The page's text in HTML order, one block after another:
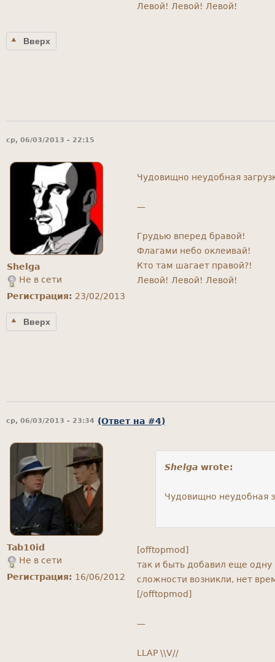
Левой! Левой! Левой!
Вверх
ср, 06/03/2013 - 22:15
Shelga
Не в сети
Регистрация: 23/02/2013
Чудовищно неудобная
—
Грудью вперед бравой!
Флагами небо оклеивай!
Кто там шагает правой?!
Левой! Левой! Левой!
Вверх
ср, 06/03/2013 - 23:34 (Ответ на #4)
Tab10id
Не в сети
Регистрация: 16/06/2012
Shelga wrote:
Чудовищно неудобная
[offtopmod]
так и быть добавил еще
сложности возникли, нет
[/offtopmod]
—
LLAP \\V//